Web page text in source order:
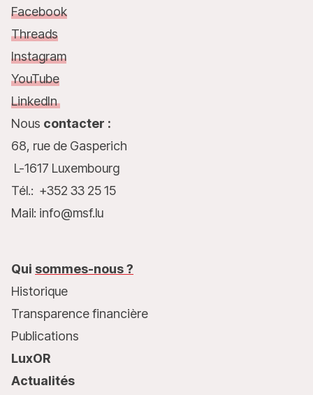
Facebook
Threads
Instagram
YouTube
LinkedIn
Nous contacter :
68, rue de Gasperich
L-1617 Luxembourg
Tél.: +352 33 25 15
Mail: info@msf.lu
Qui sommes-nous ?
Historique
Transparence financière
Publications
LuxOR
Actualités